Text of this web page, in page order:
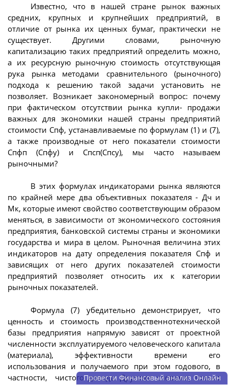
Известно, что в нашей стране рынок важных
средних, крупных и крупнейших предприятий, в
отличие от рынка их ценных бумаг, практически не
существует. Другими словами, рыночную
капитализацию таких предприятий определить можно,
а их ресурсную рыночную стоимость отсутствующая
рука рынка методами сравнительного (рыночного)
подхода к решению такой задачи установить не
позволяет. Возникает закономерный вопрос: почему
при фактическом отсутствии рынка купли- продажи
важных для экономики нашей страны предприятий
стоимости Спф, устанавливаемые по формулам (1) и (7),
а также производные от него показатели стоимости
Спфп (Спфу) и Спсп(Спсу), мы часто называем
рыночными?
В этих формулах индикаторами рынка являются
по крайней мере два объективных показателя - Дч и
Мк, которые имеют свойство соответствующим образом
меняться, в зависимости от экономического состояния
предприятия, банковской системы страны и экономики
государства и мира в целом. Рыночная величина этих
индикаторов на дату определения показателя Спф и
зависящих от него других показателей стоимости
предприятий позволяет относить их к категории
рыночных показателей.
Формула (7) убедительно демонстрирует, что
ценность и стоимость производственнотехнической
базы предприятия напрямую зависят от проектной
численности эксплуатируемого человеческого капитала
(материала), эффективности времени его
использования и получаемого при этом годового, в
частности, чистого дохода. Другими словами, только
Провести Финансовый анализ Онлайн